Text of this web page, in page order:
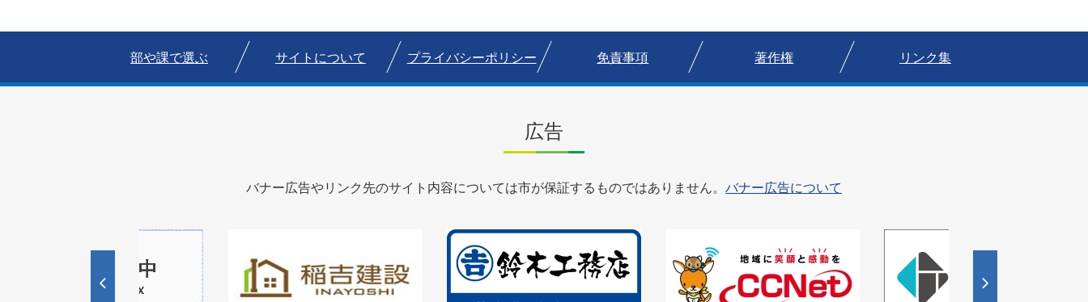
部や課で選ぶ サイトについて プライバシーポリシー 免責事項 著作権 リンク集
広告
バナー広告やリンク先のサイト内容については市が保証するものではありません。 バナー広告について
の
目
の
枚
目
の
枚
目
の